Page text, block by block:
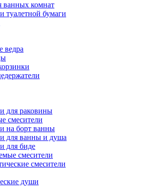
ванных комнат
туалетной бумаги
ведра
для раковины
смесители
на борт ванны
для ванны и душа
для биде
смесители
смесители
души